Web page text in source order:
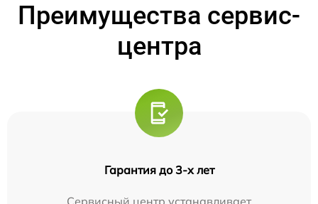
Преимущества сервис-
центра
Гарантия до 3-х лет